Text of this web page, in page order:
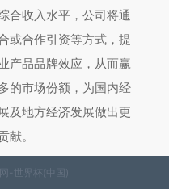
合收入水平，公司将通
或合作引资等方式，提
产品品牌效应，从而赢
的市场份额，为国内经
及地方经济发展做出更
献。
-世界杯(中国)